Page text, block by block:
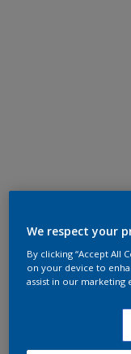
We respect your
By clicking “Accept All
on your device to
assist in our marketing